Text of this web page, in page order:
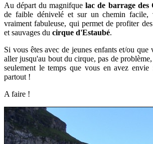
Au départ du magnifquelac de barrage des
de faible dénivelé et sur un chemin facile,
vraiment fabuleuse, qui permet de profiter
et sauvages du cirque d'Estaubé.
Si vous êtes avec de jeunes enfants et/ou que
aller jusqu'au bout du cirque, pas de
seulement le temps que vous en avez envie
partout !
A faire !